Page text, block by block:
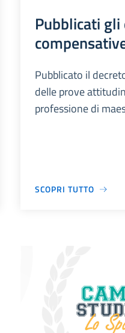
Pubblicati
Pubblicato il
delle prove
professione di
SCOPRI TUTTO